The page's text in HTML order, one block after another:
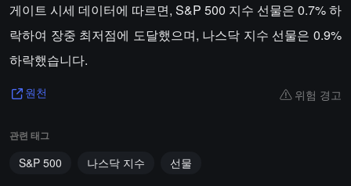
게이트 시세 데이터에 따르면, S&P 500 지수 선물은 0.7% 하
락하여 장중 최저점에 도달했으며, 나스닥 지수 선물은 0.9%
하락했습니다.
원천 위험 경고
관련 태그
S&P 500 나스닥 지수 선물